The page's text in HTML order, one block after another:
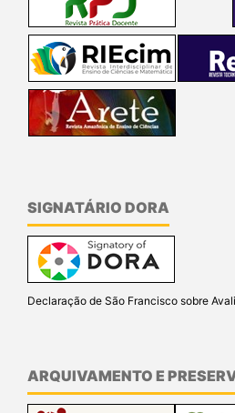
SIGNATÁRIO DORA
Declaração de São Francisco sobre
ARQUIVAMENTO E